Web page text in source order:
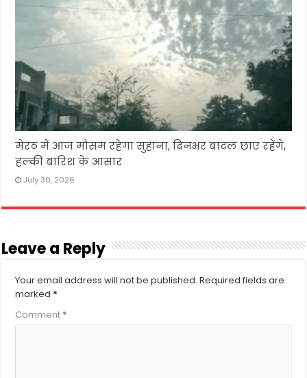
मेरठ में आज मौसम रहेगा सुहाना, दिनभर बादल छाए रहेंगे,
हल्की बारिश के आसार
July 30, 2026
Leave a Reply
Your email address will not be published. Required fields are
marked *
Comment *